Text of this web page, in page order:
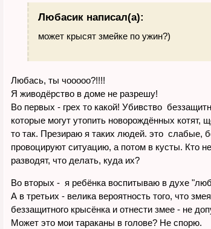
Любасик написал(а):
может крысят змейке по ужин?)
Любась, ты чооооо?!!!!
Я живодёрство в доме не разрешу!
Во первых - грех то какой! Убивство
которые могут утопить новорождённых котят,
то так. Презираю я таких людей. это слабые,
провоцируют ситуацию, а потом в кусты. Кто
разводят, что делать, куда их?
Во вторых - я ребёнка воспитываю в духе
А в третьих - велика вероятность того, что
беззащитного крысёнка и отнести змее - не
Может это мои тараканы в голове? Не спорю.